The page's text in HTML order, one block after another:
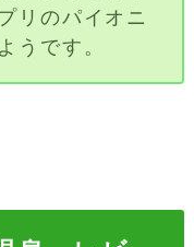
リのパイオニ
うです。